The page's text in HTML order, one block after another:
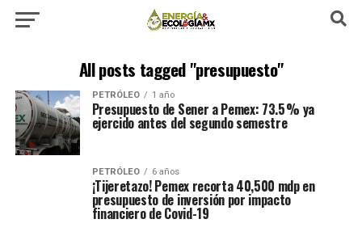
All posts tagged "presupuesto"
PETRÓLEO 1 año
Presupuesto de Sener a Pemex: 73.5 % ya
ejercido antes del segundo semestre
PETRÓLEO 6 años
¡Tijeretazo! Pemex recorta 40,500 mdp en
presupuesto de inversión por impacto
financiero de Covid-19